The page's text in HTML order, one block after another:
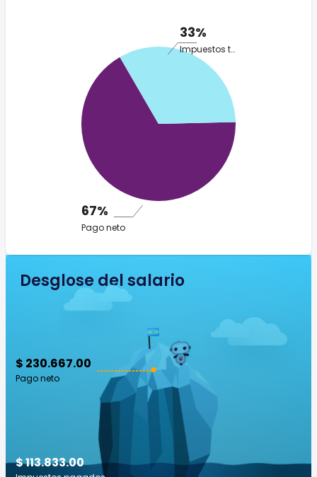
33%
Impuestos totales
67%
Pago neto
Desglose del salario
$ 230.667.00
Pago neto
$ 113.833.00